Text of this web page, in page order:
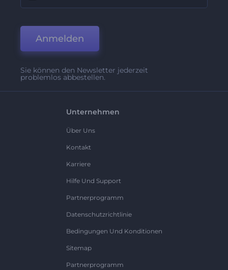
Anmelden
Sie können den Newsletter jederzeit
problemlos abbestellen.
Unternehmen
Über Uns
Kontakt
Karriere
Hilfe Und Support
Partnerprogramm
Datenschutzrichtlinie
Bedingungen Und Konditionen
Sitemap
Partnerprogramm